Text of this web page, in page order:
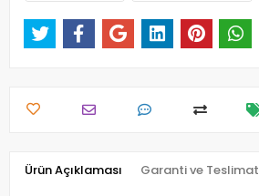
Ürün Açıklaması Garanti ve Teslimat